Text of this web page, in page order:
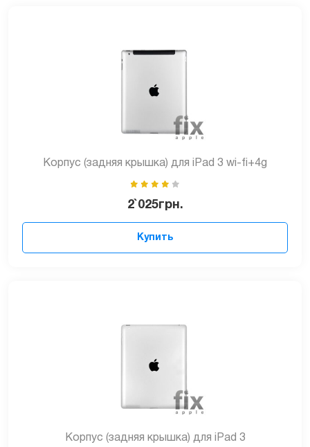
Корпус (задняя крышка) для iPad 3 wi-fi+4g
2`025грн.
Купить
Корпус (задняя крышка) для iPad 3